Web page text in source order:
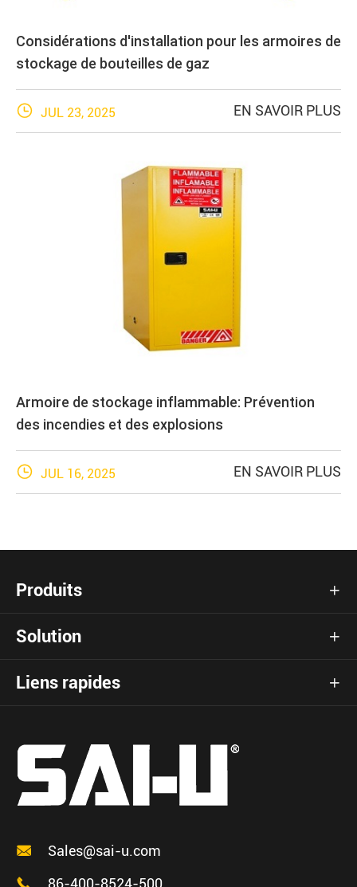
Considérations d'installation pour les armoires de
stockage de bouteilles de gaz
 JUL 23, 2025 EN SAVOIR PLUS
Armoire de stockage inflammable: Prévention
des incendies et des explosions
 JUL 16, 2025 EN SAVOIR PLUS
Produits 
Solution 
Liens rapides 

Sales@sai-u.com

86-400-8524-500